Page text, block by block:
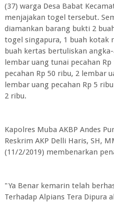
(37) warga Desa Babat
menjajakan togel tersebut.
diamankan barang bukti 2
togel singapura, 1 buah kotak
buah kertas bertuliskan
lembar uang tunai pecahan
pecahan Rp 50 ribu, 2 lembar
lembar uang pecahan Rp 5
2 ribu.
Kapolres Muba AKBP Andes
Reskrim AKP Delli Haris, SH,
(11/2/2019) membenarkan
"Ya Benar kemarin telah
Terhadap Alpians Tera Dipura